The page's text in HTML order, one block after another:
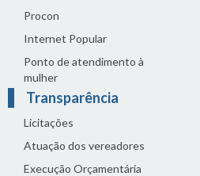
Procon
Internet Popular
Ponto de atendimento à
mulher
Transparência
Licitações
Atuação dos vereadores
Execução Orçamentária